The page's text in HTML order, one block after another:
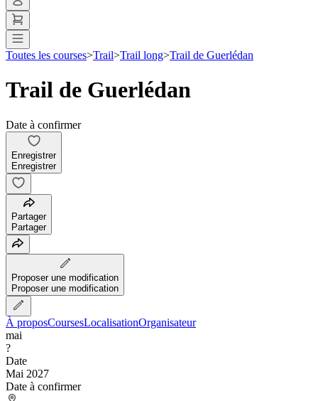
Toutes les courses>Trail>Trail long>Trail de Guerlédan
Trail de Guerlédan
Date à confirmer
Enregistrer
Enregistrer
Partager
Partager
Proposer une modification
Proposer une modification
À proposCoursesLocalisationOrganisateur
mai
?
Date
Mai 2027
Date à confirmer